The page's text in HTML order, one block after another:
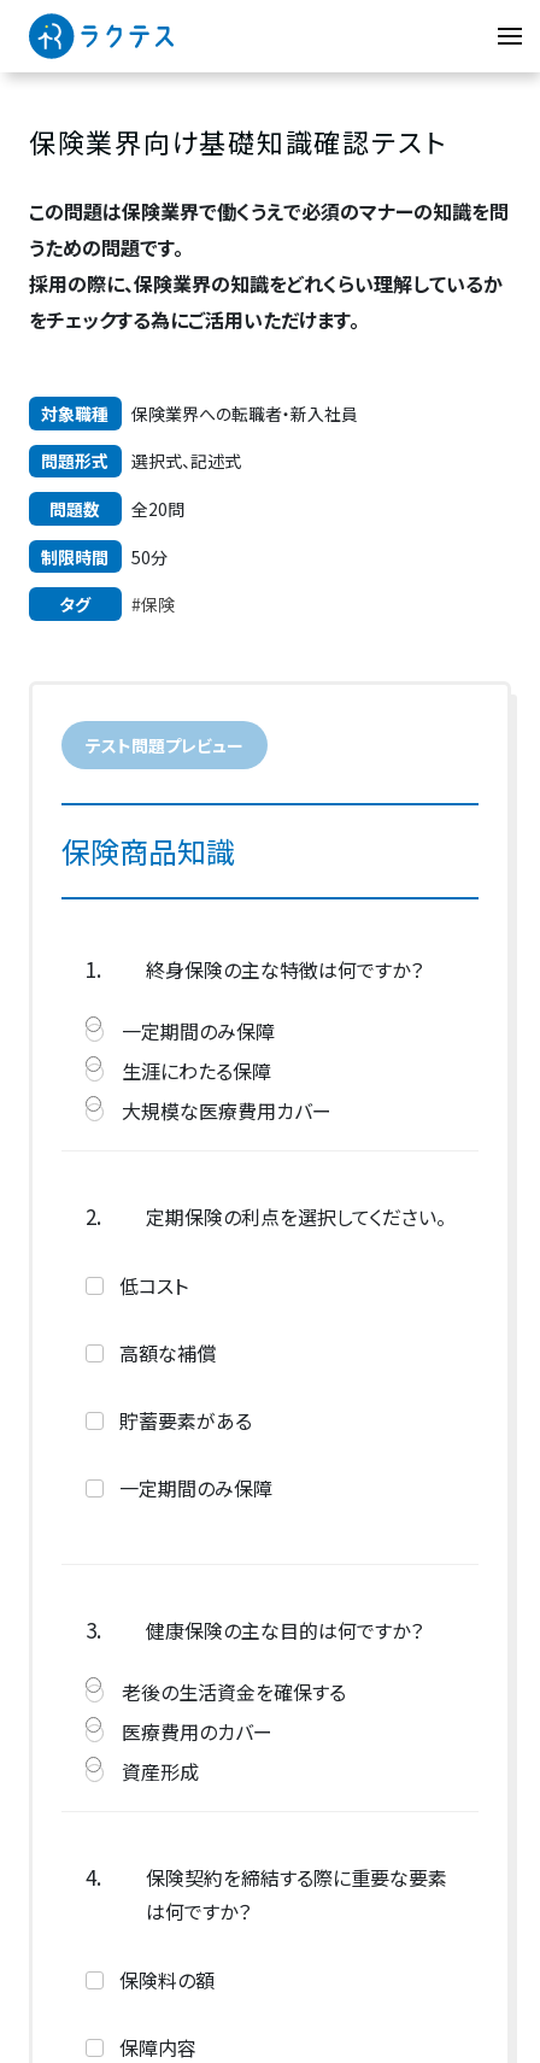
保険業界向け基礎知識確認テスト
この問題は保険業界で働くうえで必須のマナーの知識を問
うための問題です。
採用の際に、保険業界の知識をどれくらい理解しているか
をチェックする為にご活用いただけます。
対象職種
保険業界への転職者・新入社員
問題形式
選択式、記述式
問題数
全20問
制限時間
50分
タグ
#保険
テスト問題プレビュー
保険商品知識
1. 終身保険の主な特徴は何ですか？
一定期間のみ保障
生涯にわたる保障
大規模な医療費用カバー
2. 定期保険の利点を選択してください。
低コスト
高額な補償
貯蓄要素がある
一定期間のみ保障
3. 健康保険の主な目的は何ですか？
老後の生活資金を確保する
医療費用のカバー
資産形成
4.
保険契約を締結する際に重要な要素
は何ですか？
保険料の額
保障内容